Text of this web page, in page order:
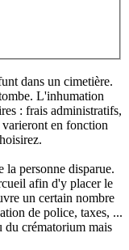
dans un cimetière.
L'inhumation
: frais administratifs,
en fonction
la personne disparue.
afin d'y placer le
un certain nombre
de police, taxes, ...
du crématorium mais